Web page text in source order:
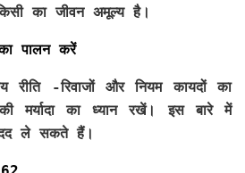
का जीवन अमूल्य है।
का पालन करें
रीति -रिवाजों और नियम कायदों का
मर्यादा का ध्यान रखें। इस बारे में
ले सकते हैं।